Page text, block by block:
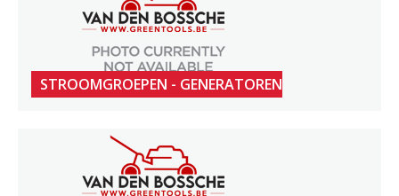
STROOMGROEPEN - GENERATOREN